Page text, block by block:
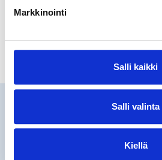
Markkinointi
Salli kaikki
Salli valinta
Kiellä
Katso kaikki
Tulevia tapahtumia
lapsille ja perheille